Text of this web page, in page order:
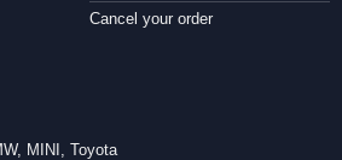
Cancel your order
MINI, Toyota